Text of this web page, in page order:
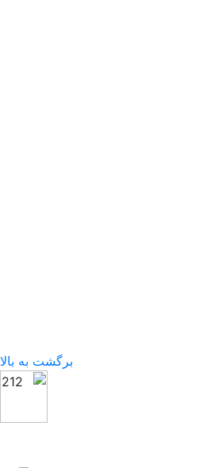
برگشت به بالا